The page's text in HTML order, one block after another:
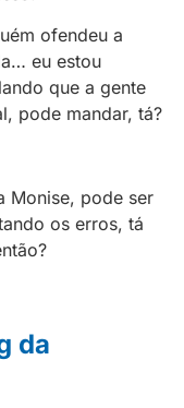
ofendeu a
eu estou
que a gente
pode mandar, tá?
Monise, pode ser
os erros, tá
da